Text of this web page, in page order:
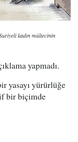
kadın mültecinin
yapmadı.
yasayı yürürlüğe
bir biçimde